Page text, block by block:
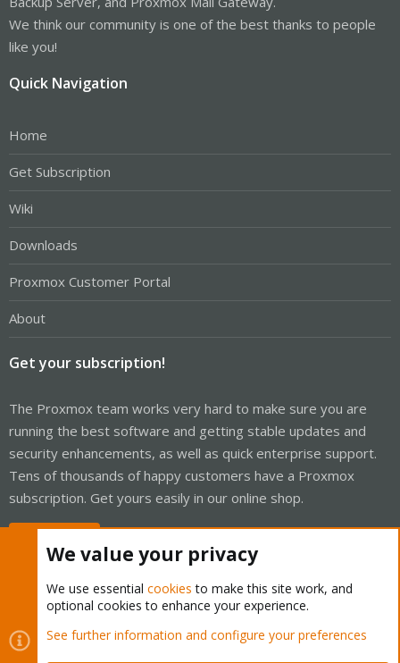
We think our community is one of the best thanks to people
like you!
Quick Navigation
Home
Get Subscription
Wiki
Downloads
Proxmox Customer Portal
About
Get your subscription!
The Proxmox team works very hard to make sure you are
running the best software and getting stable updates and
security enhancements, as well as quick enterprise support.
Tens of thousands of happy customers have a Proxmox
subscription. Get yours easily in our online shop.
Cookies
Proxmox Support Forum - Light Mode
We value your privacy
We use essential cookies to make this site work, and
optional cookies to enhance your experience.
See further information and configure your preferences